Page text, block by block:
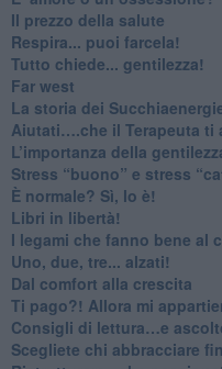
​Il prezzo della salute
​Respira... puoi farcela!
​Tutto chiede... gentilezza!
​Far west
​La storia dei
​Aiutati….che il Terapeuta ti
​L’importanza della
​Stress “buono” e stress
​È normale? Sì, lo è!
​Libri in libertà!
​I legami che fanno bene al
Uno, due, tre... alzati!​
​Dal comfort alla crescita
​Ti pago?! Allora mi
​Consigli di lettura…e
​Scegliete chi abbracciare